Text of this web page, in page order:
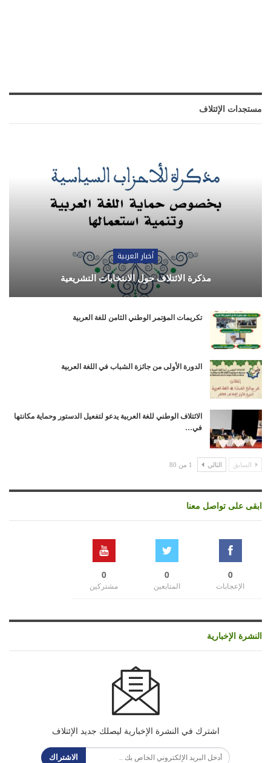
مستجدات الإئتلاف
أخبار العربية
مذكرة الائتلاف حول الانتخابات التشريعية
تكريمات المؤتمر الوطني الثامن للغة العربية
الدورة الأولى من جائزة الشباب في اللغة العربية
الائتلاف الوطني للغة العربية يدعو لتفعيل الدستور وحماية مكانتها
في…
السابق التالي 1 من 80
ابقى على تواصل معنا
0
الإعجابات
0
المتابعين
0
مشتركين
النشرة الإخبارية
اشترك في النشرة الإخبارية ليصلك جديد الإئتلاف
الاشتراك